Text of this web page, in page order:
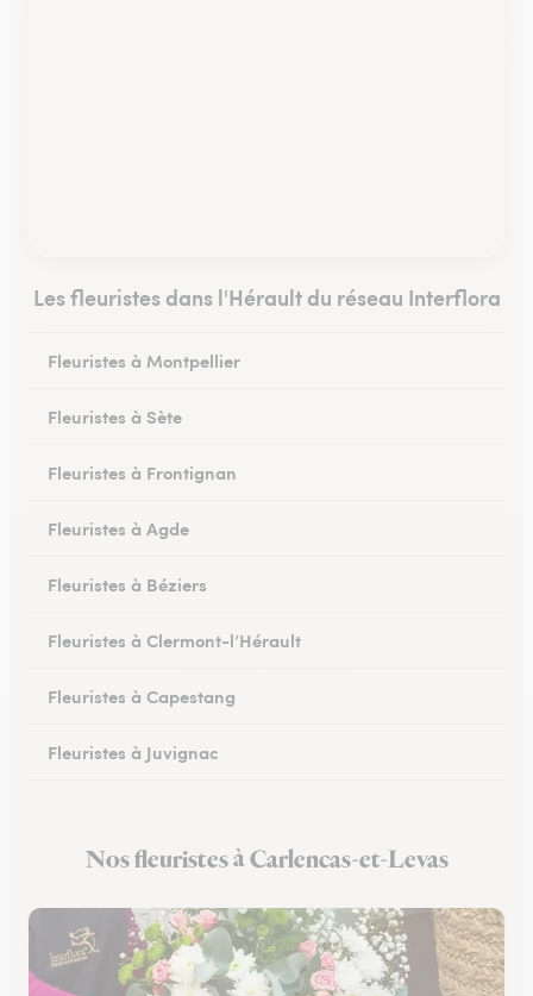
Les fleuristes dans l'Hérault du réseau Interflora
Fleuristes à Montpellier
Fleuristes à Sète
Fleuristes à Frontignan
Fleuristes à Agde
Fleuristes à Béziers
Fleuristes à Clermont-l’Hérault
Fleuristes à Capestang
Fleuristes à Juvignac
Fleuristes à Pignan
Nos fleuristes à Carlencas-et-Levas